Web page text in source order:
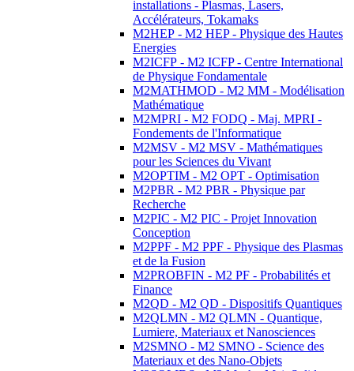
installations - Plasmas, Lasers,
Accélérateurs, Tokamaks
M2HEP - M2 HEP - Physique des Hautes
Energies
M2ICFP - M2 ICFP - Centre International
de Physique Fondamentale
M2MATHMOD - M2 MM - Modélisation
Mathématique
M2MPRI - M2 FODQ - Maj. MPRI -
Fondements de l'Informatique
M2MSV - M2 MSV - Mathématiques
pour les Sciences du Vivant
M2OPTIM - M2 OPT - Optimisation
M2PBR - M2 PBR - Physique par
Recherche
M2PIC - M2 PIC - Projet Innovation
Conception
M2PPF - M2 PPF - Physique des Plasmas
et de la Fusion
M2PROBFIN - M2 PF - Probabilités et
Finance
M2QD - M2 QD - Dispositifs Quantiques
M2QLMN - M2 QLMN - Quantique,
Lumiere, Materiaux et Nanosciences
M2SMNO - M2 SMNO - Science des
Materiaux et des Nano-Objets